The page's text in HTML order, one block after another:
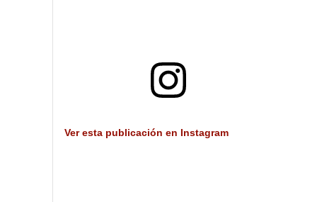
Ver esta publicación en Instagram